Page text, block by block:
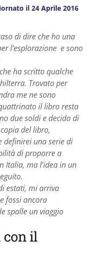
il 24 Aprile 2016
di dire che ho una
l’esplorazione e sono
ha scritto qualche
Trovato per
me ne sono
il libro resta
due soldi e decido di
del libro,
definirei una serie di
di proporre a
Italia, ma l’idea in un
estati, mi arriva
fossi ancora
spalle un viaggio
con il